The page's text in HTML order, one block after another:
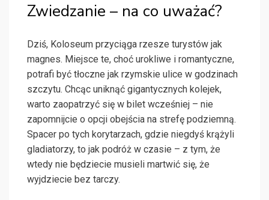
Zwiedzanie – na co uważać?
Dziś, Koloseum przyciąga rzesze turystów jak
magnes. Miejsce te, choć urokliwe i romantyczne,
potrafi być tłoczne jak rzymskie ulice w godzinach
szczytu. Chcąc uniknąć gigantycznych kolejek,
warto zaopatrzyć się w bilet wcześniej – nie
zapomnijcie o opcji obejścia na strefę podziemną.
Spacer po tych korytarzach, gdzie niegdyś krążyli
gladiatorzy, to jak podróż w czasie – z tym, że
wtedy nie będziecie musieli martwić się, że
wyjdziecie bez tarczy.